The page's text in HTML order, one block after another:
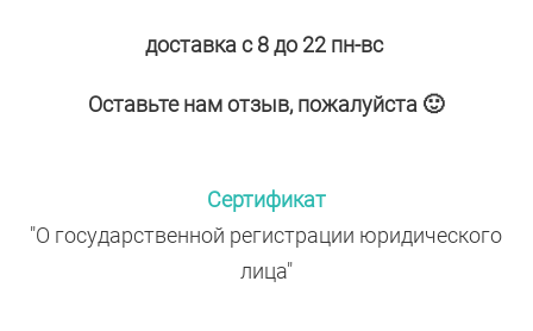
доставка с 8 до 22 пн-вс
Оставьте нам отзыв, пожалуйста 🙂
Сертификат
"О государственной регистрации юридического
лица"